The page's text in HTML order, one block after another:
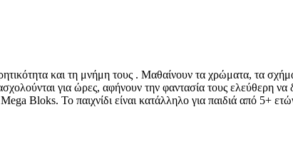
και τη μνήμη τους . Μαθαίνουν τα χρώματα, τα
για ώρες, αφήνουν την φαντασία τους ελεύθερη να
Bloks. Το παιχνίδι είναι κατάλληλο για παιδιά από 5+